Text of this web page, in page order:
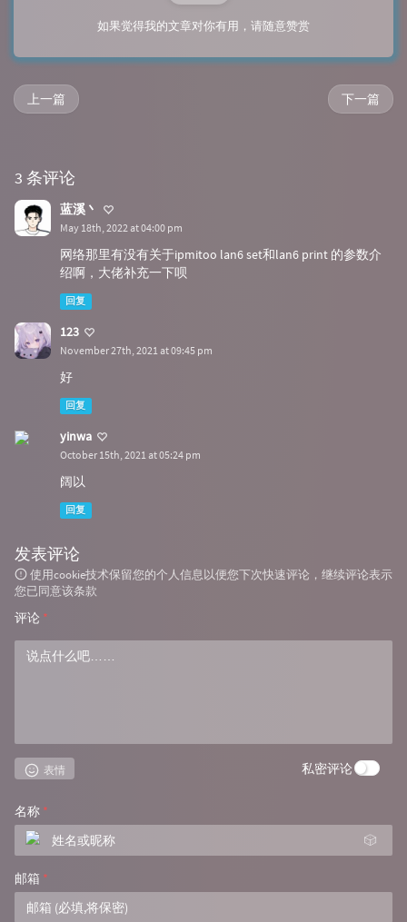
如果觉得我的文章对你有用，请随意赞赏
下一篇
上一篇
3 条评论
蓝溪丶
May 18th, 2022 at 04:00 pm
网络那里有没有关于ipmitoo lan6 set和lan6 print 的参数介
绍啊，大佬补充一下呗
回复
123
November 27th, 2021 at 09:45 pm
好
回复
yinwa
October 15th, 2021 at 05:24 pm
阔以
回复
发表评论
使用cookie技术保留您的个人信息以便您下次快速评论，继续评论表示
您已同意该条款
评论 *
表情 私密评论
名称 *
🎲
邮箱 *